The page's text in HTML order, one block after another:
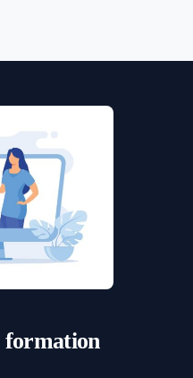
formation